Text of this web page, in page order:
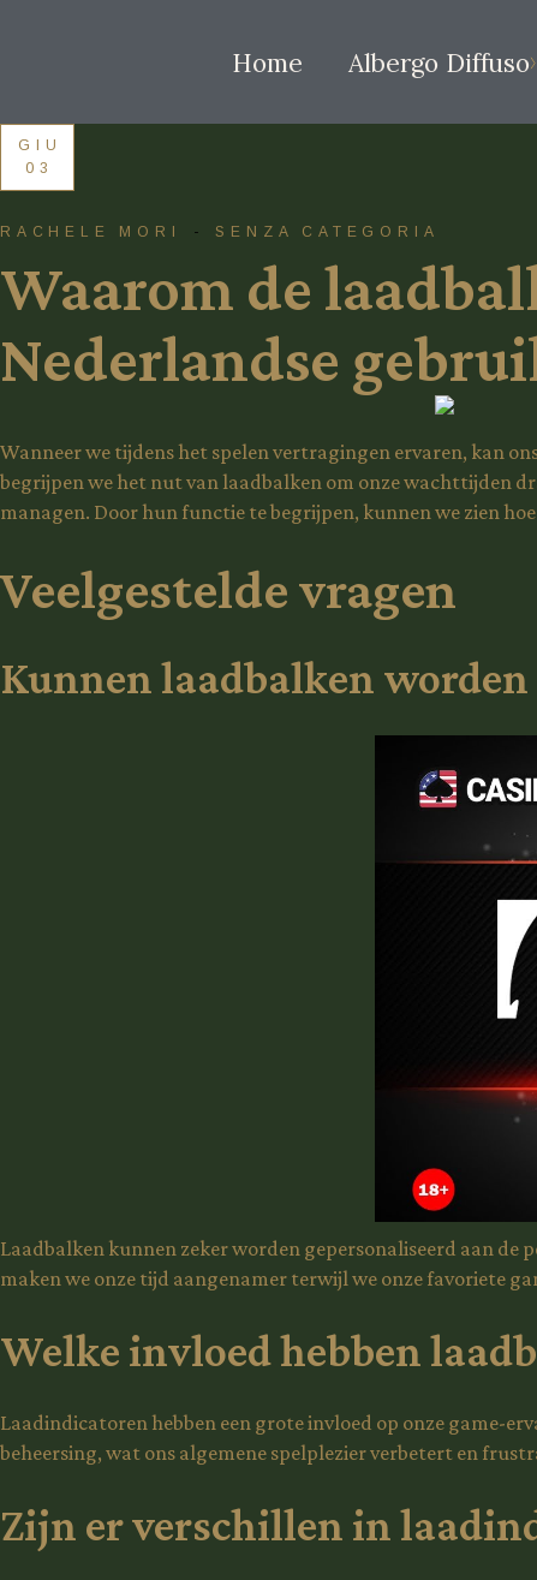
Home Albergo Diffuso
GIU
03
RACHELE MORI SENZA CATEGORIA
Waarom de
Nederlandse
Wanneer we tijdens het spelen vertragingen ervaren, kan
begrijpen we het nut van laadbalken om onze wachttijden
managen. Door hun functie te begrijpen, kunnen we zien
Veelgestelde vragen
Kunnen laadbalken
Laadbalken kunnen zeker worden gepersonaliseerd aan de
maken we onze tijd aangenamer terwijl we onze favoriete
Welke invloed hebben
Laadindicatoren hebben een grote invloed op onze game-
beheersing, wat ons algemene spelplezier verbetert en
Zijn er verschillen in